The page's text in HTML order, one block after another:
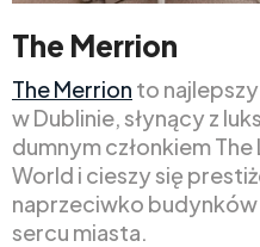
The Merrion
The Merrion to
w Dublinie, słynący z
dumnym członkiem
World i cieszy się
naprzeciwko
sercu miasta.